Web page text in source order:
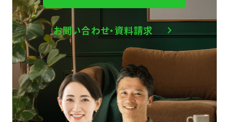
お問い合わせ・資料請求